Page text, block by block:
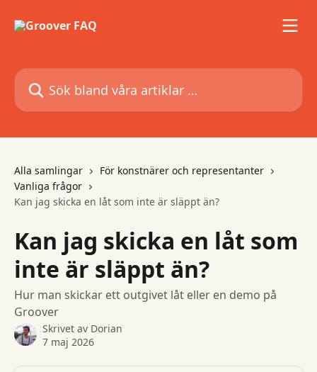
Sök bland våra artiklar …
Alla samlingar
För konstnärer och representanter
Vanliga frågor
Kan jag skicka en låt som inte är släppt än?
Kan jag skicka en låt som
inte är släppt än?
Hur man skickar ett outgivet låt eller en demo på
Groover
Skrivet av Dorian
7 maj 2026